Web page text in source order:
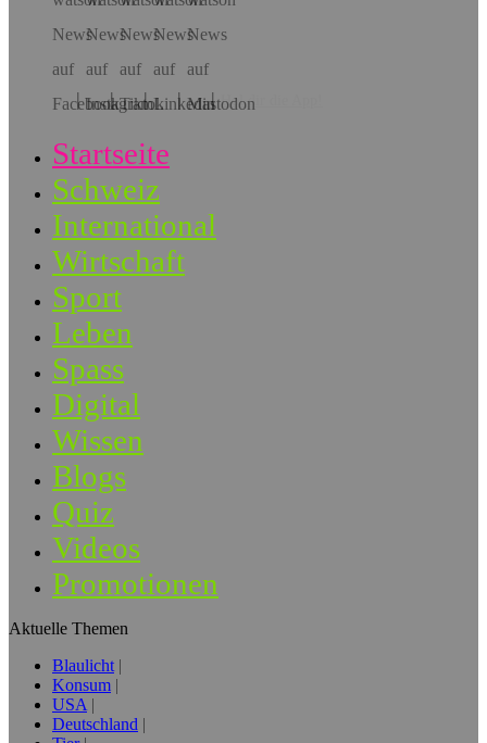
Hol dir die App!
Startseite
Schweiz
International
Wirtschaft
Sport
Leben
Spass
Digital
Wissen
Blogs
Quiz
Videos
Promotionen
Aktuelle Themen
Blaulicht
Konsum
USA
Deutschland